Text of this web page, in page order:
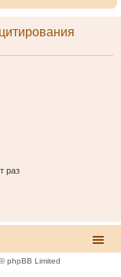
раз
phpBB Limited